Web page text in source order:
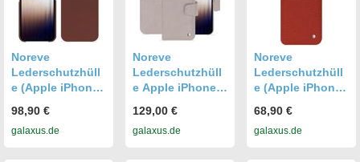
Noreve
Lederschutzhüll
e (Apple iPhone
Smartphone
Hülle, Braun
98,90 €
galaxus.de
Noreve
Lederschutzhüll
e Apple iPhone
iPhone 16e),
Smartphone
129,00 €
galaxus.de
Noreve
Lederschutzhüll
e (Apple iPhone
Smartphone
Hülle, Orange
68,90 €
galaxus.de